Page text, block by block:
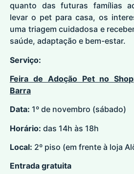
quanto das futuras famílias
levar o pet para casa, os
uma triagem cuidadosa e
saúde, adaptação e bem-estar.
Serviço:
Feira de Adoção Pet no
Barra
Data: 1º de novembro (sábado)
Horário: das 14h às 18h
Local: 2º piso (em frente à loja
Entrada gratuita